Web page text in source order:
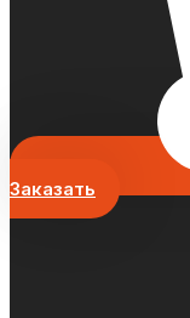
Заказать